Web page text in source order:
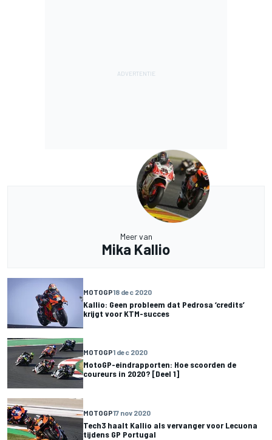
Meer van
Mika Kallio
MOTOGP18 dec 2020
Kallio: Geen probleem dat Pedrosa ‘credits’
krijgt voor KTM-succes
MOTOGP1 dec 2020
MotoGP-eindrapporten: Hoe scoorden de
coureurs in 2020? [Deel 1]
MOTOGP17 nov 2020
Tech3 haalt Kallio als vervanger voor Lecuona
tijdens GP Portugal